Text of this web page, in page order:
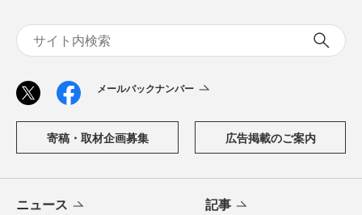
メールバックナンバー
寄稿・取材企画募集 広告掲載のご案内
ニュース 記事